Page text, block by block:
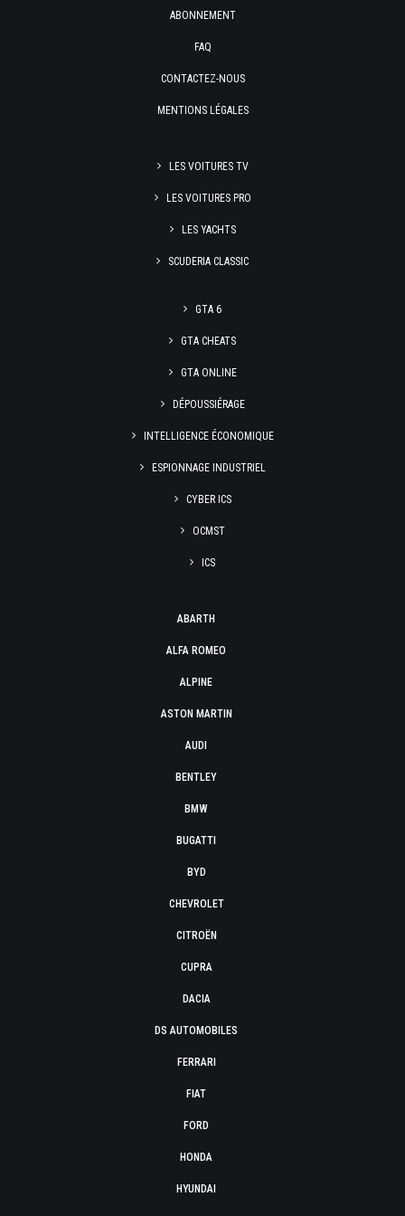
ABONNEMENT
FAQ
CONTACTEZ-NOUS
MENTIONS LÉGALES
LES VOITURES TV
LES VOITURES PRO
LES YACHTS
SCUDERIA CLASSIC
GTA 6
GTA CHEATS
GTA ONLINE
DÉPOUSSIÉRAGE
INTELLIGENCE ÉCONOMIQUE
ESPIONNAGE INDUSTRIEL
CYBER ICS
OCMST
ICS
ABARTH
ALFA ROMEO
ALPINE
ASTON MARTIN
AUDI
BENTLEY
BMW
BUGATTI
BYD
CHEVROLET
CITROËN
CUPRA
DACIA
DS AUTOMOBILES
FERRARI
FIAT
FORD
HONDA
HYUNDAI